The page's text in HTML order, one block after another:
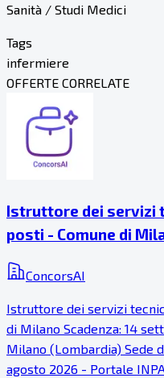
Sanità / Studi Medici
Tags
infermiere
OFFERTE CORRELATE
Istruttore dei servizi
posti - Comune di
ConcorsAI
Istruttore dei servizi
di Milano Scadenza: 14
Milano (Lombardia) Sede
agosto 2026 - Portale